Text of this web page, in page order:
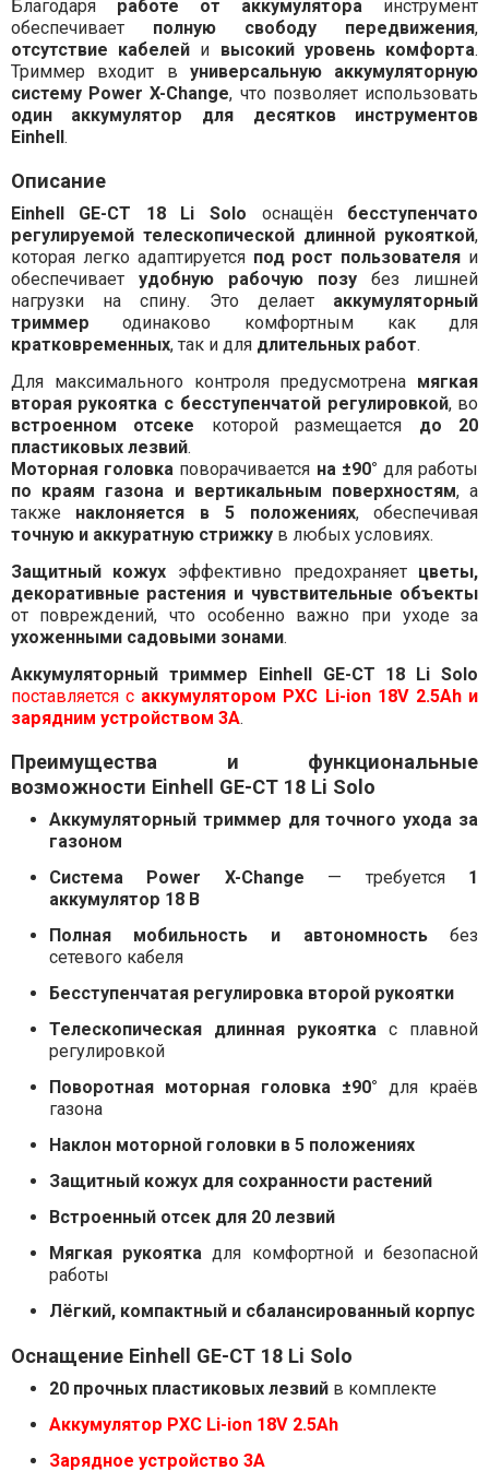
Благодаря работе от аккумулятора инструмент
обеспечивает полную свободу передвижения,
отсутствие кабелей и высокий уровень комфорта.
Триммер входит в универсальную аккумуляторную
систему Power X-Change, что позволяет использовать
один аккумулятор для десятков инструментов
Einhell.
Описание
Einhell GE-CT 18 Li Solo оснащён бесступенчато
регулируемой телескопической длинной рукояткой,
которая легко адаптируется под рост пользователя и
обеспечивает удобную рабочую позу без лишней
нагрузки на спину. Это делает аккумуляторный
триммер одинаково комфортным как для
кратковременных, так и для длительных работ.
Для максимального контроля предусмотрена мягкая
вторая рукоятка с бесступенчатой регулировкой, во
встроенном отсеке которой размещается до 20
пластиковых лезвий.
Моторная головка поворачивается на ±90° для работы
по краям газона и вертикальным поверхностям, а
также наклоняется в 5 положениях, обеспечивая
точную и аккуратную стрижкув любых условиях.
Защитный кожух эффективно предохраняет цветы,
декоративные растения и чувствительные объекты
от повреждений, что особенно важно при уходе за
ухоженными садовыми зонами.
Аккумуляторный триммер Einhell GE-CT 18 Li Solo
поставляется с аккумулятором PXC Li-ion 18V 2.5Ah и
зарядним устройством 3А.
Преимущества и функциональные
возможности Einhell GE-CT 18 Li Solo
Аккумуляторный триммер для точного ухода за
газоном
Система Power X-Change — требуется 1
аккумулятор 18 В
Полная мобильность и автономностьбез
сетевого кабеля
Бесступенчатая регулировка второй рукоятки
Телескопическая длинная рукоятка с плавной
регулировкой
Поворотная моторная головка ±90° для краёв
газона
Наклон моторной головки в 5 положениях
Защитный кожух для сохранности растений
Встроенный отсек для 20 лезвий
Мягкая рукоятка для комфортной и безопасной
работы
Лёгкий, компактный и сбалансированный корпус
Оснащение Einhell GE-CT 18 Li Solo
20 прочных пластиковых лезвийв комплекте
Аккумулятор PXC Li-ion 18V 2.5Ah
Зарядное устройство 3А